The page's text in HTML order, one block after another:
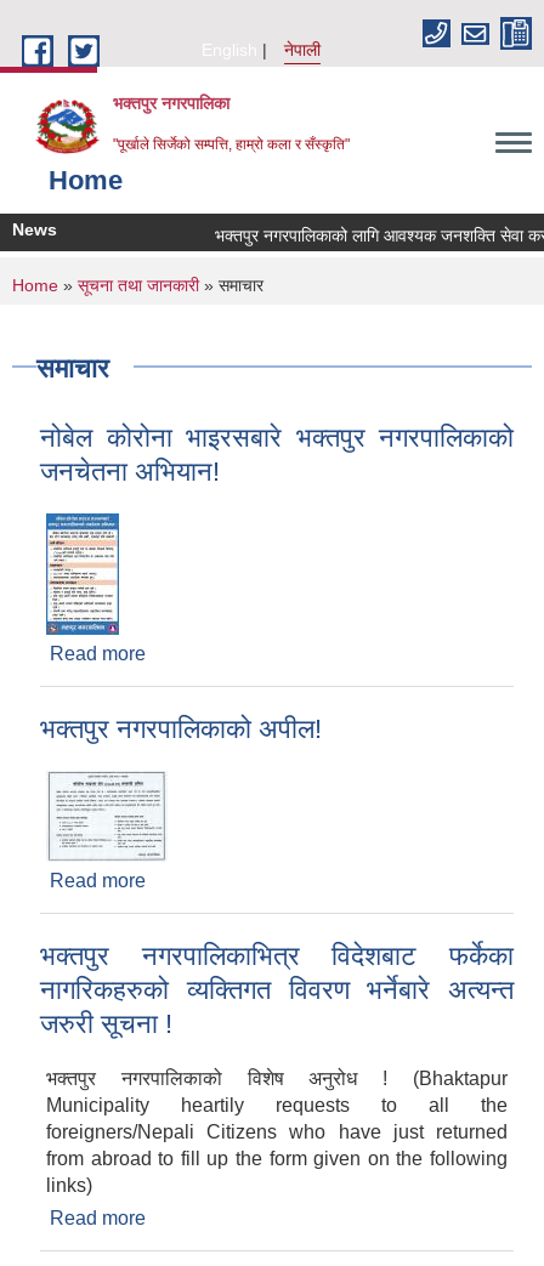
English
नेपाली
भक्तपुर नगरपालिका
"पूर्खाले सिर्जेको सम्पत्ति, हाम्रो कला र सँस्कृति"
Home
News भक्तपुर नगरपालिकाको लागि आवश्यक जनशक्ति सेवा
You are here
Home » सूचना तथा जानकारी» समाचार
समाचार
नोबेल कोरोना भाइरसबारे भक्तपुर नगरपालिकाको
जनचेतना अभियान!
Read more
भक्तपुर नगरपालिकाको अपील!
Read more
भक्तपुर नगरपालिकाभित्र विदेशबाट फर्केका
नागरिकहरुको व्यक्तिगत विवरण भर्नेबारे अत्यन्त
जरुरी सूचना !
भक्तपुर नगरपालिकाको विशेष अनुरोध ! (Bhaktapur
Municipality heartily requests to all the
foreigners/Nepali Citizens who have just returned
from abroad to fill up the form given on the following
links)
Read more